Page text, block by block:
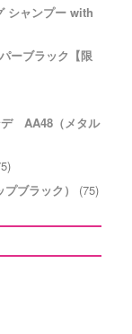
シャンプー with
ーブラック【限
AA48（メタル
ブラック）
(75)